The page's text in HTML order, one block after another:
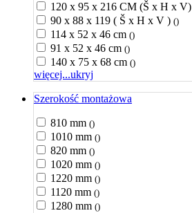
120 x 95 x 216 CM (Š x H x V)
90 x 88 x 119 ( Š x H x V ) ()
114 x 52 x 46 cm ()
91 x 52 x 46 cm ()
140 x 75 x 68 cm ()
więcej...ukryj
Szerokość montażowa
810 mm ()
1010 mm ()
820 mm ()
1020 mm ()
1220 mm ()
1120 mm ()
1280 mm ()